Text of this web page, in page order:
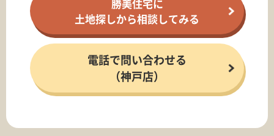
勝美住宅に
土地探しから相談してみる
電話で問い合わせる
（神戸店）